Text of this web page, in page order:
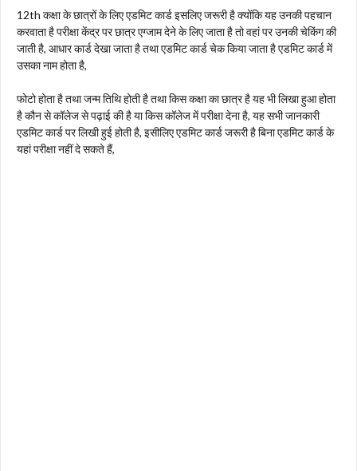
12th कक्षा के छात्रों के लिए एडमिट कार्ड इसलिए जरूरी है क्योंकि यह उनकी पहचान
करवाता है परीक्षा केंद्र पर छात्र एग्जाम देने के लिए जाता है तो वहां पर उनकी चेकिंग की
जाती है, आधार कार्ड देखा जाता है तथा एडमिट कार्ड चेक किया जाता है एडमिट कार्ड में
उसका नाम होता है,
फोटो होता है तथा जन्म तिथि होती है तथा किस कक्षा का छात्र है यह भी लिखा हुआ होता
है कौन से कॉलेज से पढ़ाई की है या किस कॉलेज में परीक्षा देना है, यह सभी जानकारी
एडमिट कार्ड पर लिखी हुई होती है, इसीलिए एडमिट कार्ड जरूरी है बिना एडमिट कार्ड के
यहां परीक्षा नहीं दे सकते हैं,